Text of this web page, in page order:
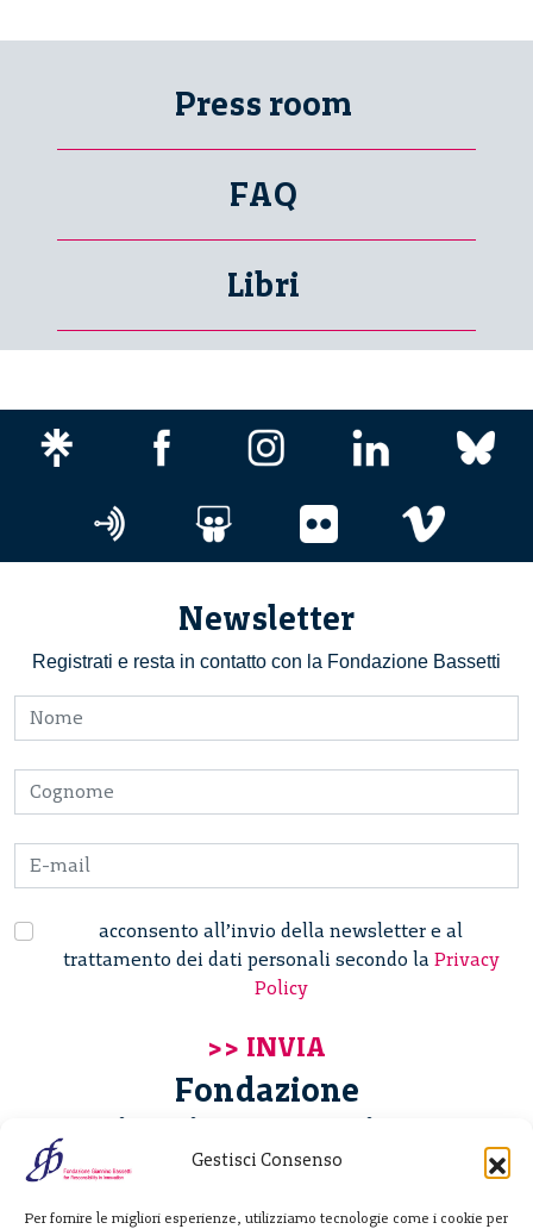
Gestisci Consenso
Per fornire le migliori esperienze, utilizziamo tecnologie come i cookie per
Press room
FAQ
Libri
Newsletter
Registrati e resta in contatto con la Fondazione Bassetti
acconsento all’invio della newsletter e al
trattamento dei dati personali secondo la Privacy
Policy
Fondazione
Giannino Bassetti ETS